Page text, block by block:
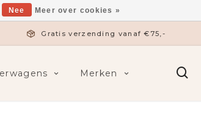
Gratis verzending vanaf €75,-
Merken
Nee Meer over cookies »